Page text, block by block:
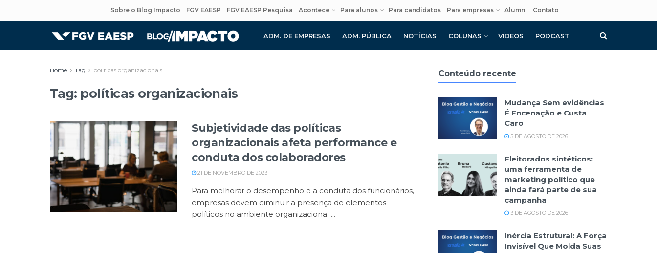
Sobre o Blog Impacto FGV EAESP FGV EAESP Pesquisa Acontece Para alunos Para candidatos Para empresas Alumni Contato
ADM. DE EMPRESAS ADM. PÚBLICA NOTÍCIAS COLUNAS VÍDEOS PODCAST
Home Tag políticas organizacionais
Tag: políticas organizacionais
Subjetividade das políticas
organizacionais afeta performance e
conduta dos colaboradores
21 DE NOVEMBRO DE 2023
Para melhorar o desempenho e a conduta dos funcionários,
empresas devem diminuir a presença de elementos
políticos no ambiente organizacional ...
Conteúdo recente
Mudança Sem evidências
É Encenação e Custa
Caro
5 DE AGOSTO DE 2026
Eleitorados sintéticos:
uma ferramenta de
marketing político que
ainda fará parte de sua
campanha
3 DE AGOSTO DE 2026
Inércia Estrutural: A Força
Invisível Que Molda Suas